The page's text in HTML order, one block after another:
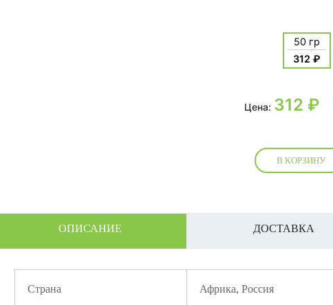
50 гр
312 ₽
Цена: 312 ₽
В КОРЗИНУ
ОПИСАНИЕ ДОСТАВКА
Страна Африка, Россия